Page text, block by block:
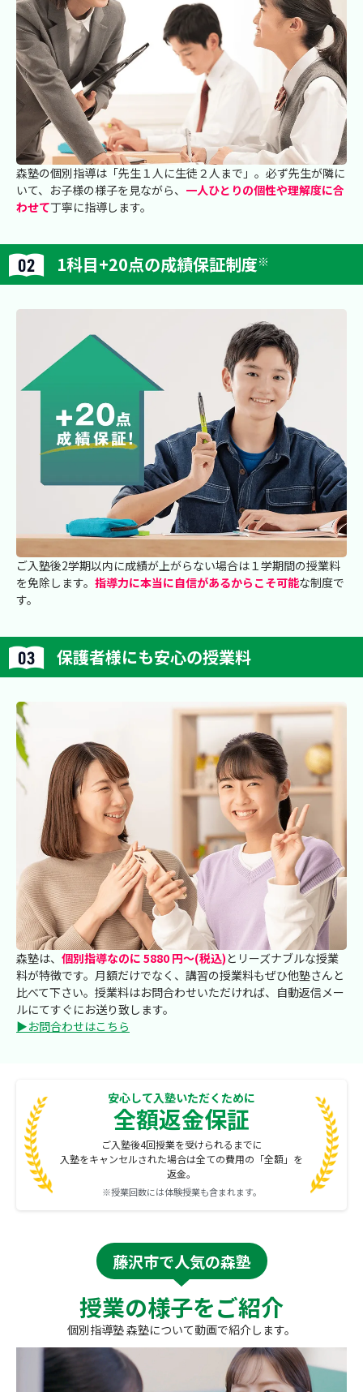
森塾の個別指導は「先生１人に生徒２人まで」。必ず先生が隣に
いて、お子様の様子を見ながら、 一人ひとりの個性や理解度に合
わせて丁寧に指導します。
1科目+20点の成績保証制度※
ご入塾後2学期以内に成績が上がらない場合は１学期間の授業料
を免除します。 指導力に本当に自信があるからこそ可能な制度で
す。
保護者様にも安心の授業料
森塾は、 個別指導なのに 5880 円～(税込)とリーズナブルな授業
料が特徴です。月額だけでなく、講習の授業料もぜひ他塾さんと
比べて下さい。授業料はお問合わせいただければ、自動返信メー
ルにてすぐにお送り致します。
▶お問合わせはこちら
安心して入塾いただくために
全額返金保証
ご入塾後4回授業を受けられるまでに
入塾をキャンセルされた場合は全ての費用の「全額」を
返金。
※授業回数には体験授業も含まれます。
藤沢市で人気の森塾
授業の様子をご紹介
個別指導塾 森塾について動画で紹介します。